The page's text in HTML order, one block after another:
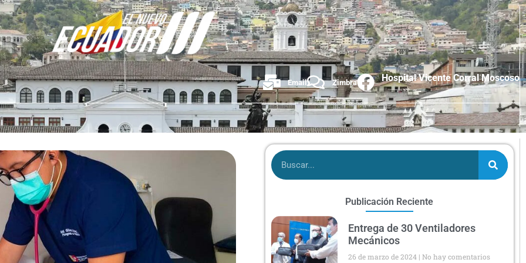
Hospital Vicente Corral Moscoso
Email Zimbra
Publicación Reciente
Entrega de 30 Ventiladores
Mecánicos
26 de marzo de 2024 No hay comentarios